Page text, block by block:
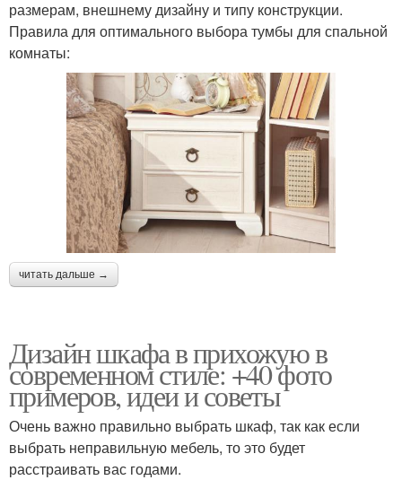
размерам, внешнему дизайну и типу конструкции.
Правила для оптимального выбора тумбы для спальной
комнаты:
читать дальше →
Дизайн шкафа в прихожую в
современном стиле: +40 фото
примеров, идеи и советы
Очень важно правильно выбрать шкаф, так как если
выбрать неправильную мебель, то это будет
расстраивать вас годами.